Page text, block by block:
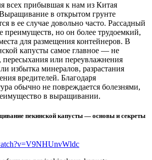
всех прибывшая к нам из Китая
в открытом грунте
в ее случае довольно часто. Рассадный
преимуществ, но он более трудоемкий,
для размещения контейнеров. В
капусты самое главное — не
пересыхания или переувлажнения
избытка минералов, разрастания
вредителей. Благодаря
обычно не повреждается болезнями,
в выращивании.
пекинской капусты — основы и секреты